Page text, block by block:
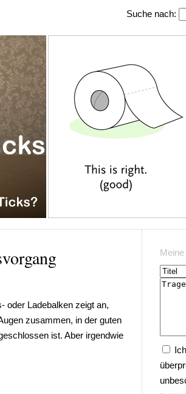
Suche nach:
oder Ladebalken zeigt an,
zusammen, in der guten
ist. Aber irgendwie